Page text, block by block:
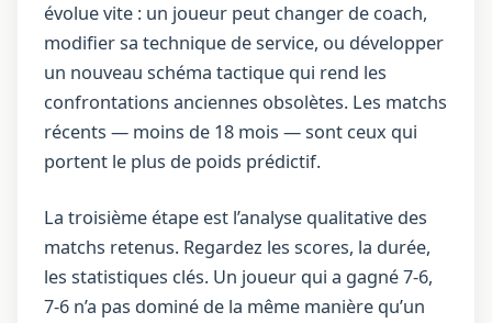
évolue vite : un joueur peut changer de coach,
modifier sa technique de service, ou développer
un nouveau schéma tactique qui rend les
confrontations anciennes obsolètes. Les matchs
récents — moins de 18 mois — sont ceux qui
portent le plus de poids prédictif.
La troisième étape est l’analyse qualitative des
matchs retenus. Regardez les scores, la durée,
les statistiques clés. Un joueur qui a gagné 7-6,
7-6 n’a pas dominé de la même manière qu’un